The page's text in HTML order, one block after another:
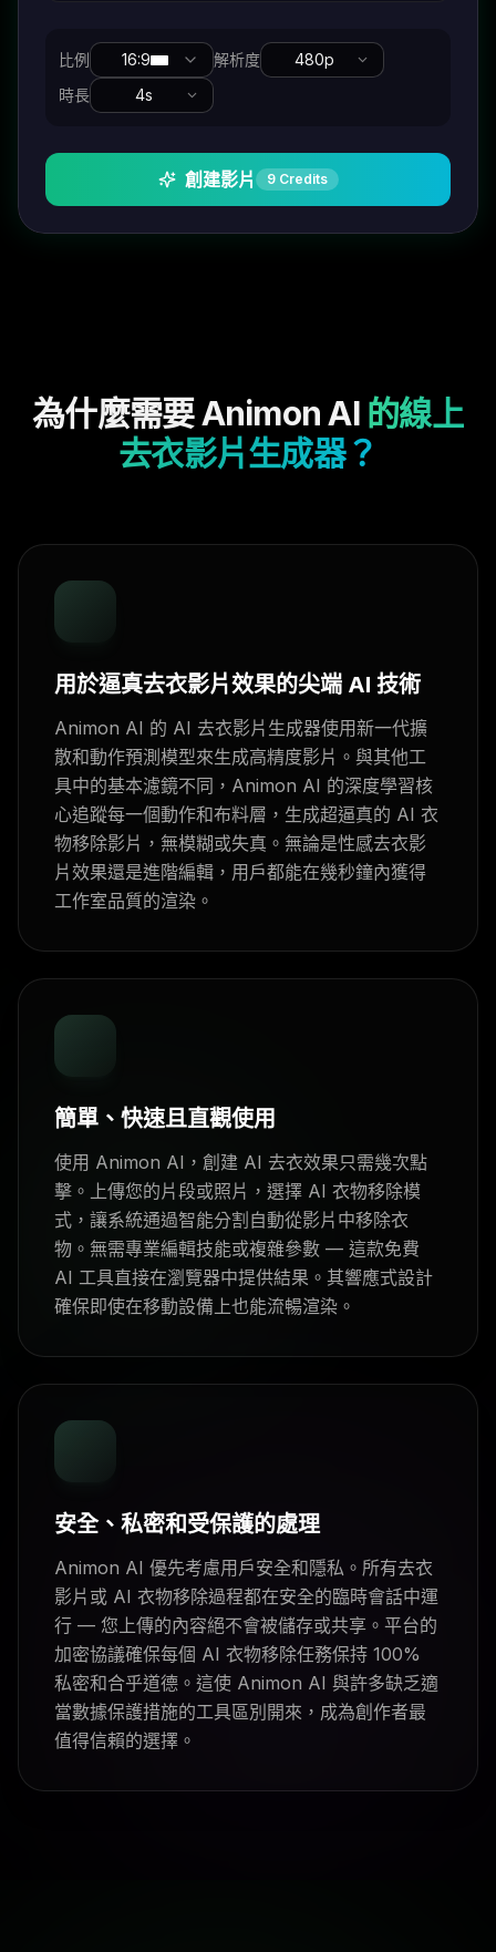
比例 16:9 解析度
480p
時長
4s
創建影片 9Credits
為什麼需要 Animon AI 的線上
去衣影片生成器？
用於逼真去衣影片效果的尖端 AI 技術
Animon AI 的 AI 去衣影片生成器使用新一代擴
散和動作預測模型來生成高精度影片。與其他工
具中的基本濾鏡不同，Animon AI 的深度學習核
心追蹤每一個動作和布料層，生成超逼真的 AI 衣
物移除影片，無模糊或失真。無論是性感去衣影
片效果還是進階編輯，用戶都能在幾秒鐘內獲得
工作室品質的渲染。
簡單、快速且直觀使用
使用 Animon AI，創建 AI 去衣效果只需幾次點
擊。上傳您的片段或照片，選擇 AI 衣物移除模
式，讓系統通過智能分割自動從影片中移除衣
物。無需專業編輯技能或複雜參數 — 這款免費
AI 工具直接在瀏覽器中提供結果。其響應式設計
確保即使在移動設備上也能流暢渲染。
安全、私密和受保護的處理
Animon AI 優先考慮用戶安全和隱私。所有去衣
影片或 AI 衣物移除過程都在安全的臨時會話中運
行 — 您上傳的內容絕不會被儲存或共享。平台的
加密協議確保每個 AI 衣物移除任務保持 100%
私密和合乎道德。這使 Animon AI 與許多缺乏適
當數據保護措施的工具區別開來，成為創作者最
值得信賴的選擇。